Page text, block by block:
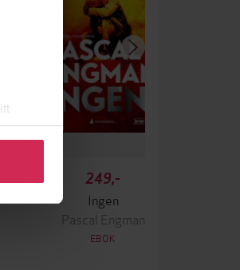
249,-
Ingen
Pascal Engman
EBOK